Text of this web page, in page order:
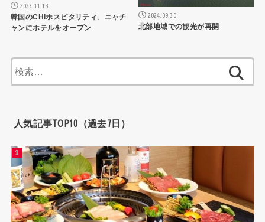
2023.11.13
韓国のCHIホスピタリティ、ニャチ
ャンにホテルをオープン
2024.09.30
北部地域での観光が再開
索:
人気記事TOP10（過去7日）